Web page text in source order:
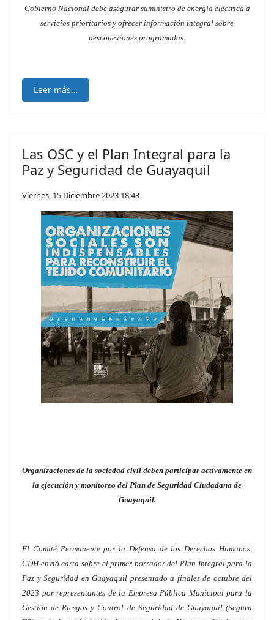
Gobierno Nacional debe asegurar suministro de energía eléctrica a
servicios prioritarios y ofrecer información integral sobre
desconexiones programadas.
Leer más…
Las OSC y el Plan Integral para la
Paz y Seguridad de Guayaquil
Viernes, 15 Diciembre 2023 18:43
Organizaciones de la sociedad civil deben participar activamente en
la ejecución y monitoreo del Plan de Seguridad Ciudadana de
Guayaquil.
El Comité Permanente por la Defensa de los Derechos Humanos,
CDH envió carta sobre el primer borrador del Plan Integral para la
Paz y Seguridad en Guayaquil presentado a finales de octubre del
2023 por representantes de la Empresa Pública Municipal para la
Gestión de Riesgos y Control de Seguridad de Guayaquil (Segura